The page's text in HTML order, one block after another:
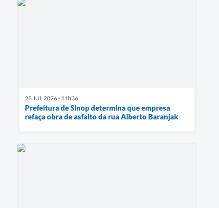
28 JUL 2026 - 11h36
Prefeitura de Sinop determina que empresa
refaça obra de asfalto da rua Alberto Baranjak